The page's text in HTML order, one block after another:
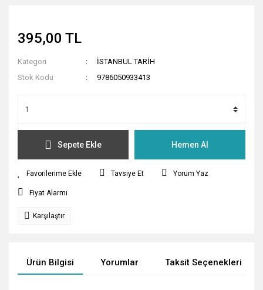
395,00 TL
Kategori
İSTANBUL TARİH
Stok Kodu
9786050933413
Sepete Ekle Hemen Al
Tavsiye Et Yorum Yaz
Fiyat Alarmı
Karşılaştır
Ürün Bilgisi Yorumlar Taksit Seçenekleri